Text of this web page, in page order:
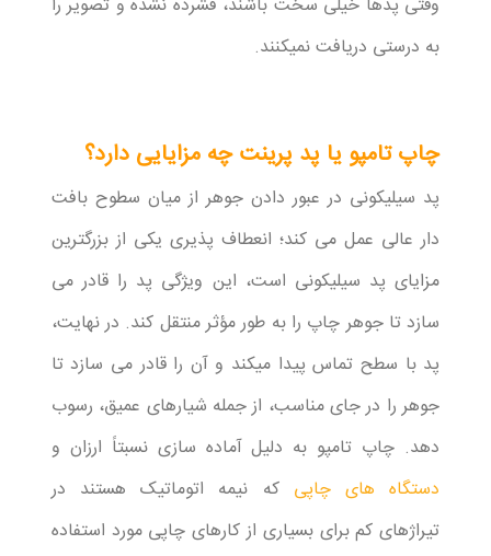
به درستی دریافت نمیکنند.
چاپ تامپو یا پد پرینت چه مزایایی دارد؟
پد سیلیکونی در عبور دادن جوهر از میان سطوح بافت
دار عالی عمل می کند؛ انعطاف پذیری یکی از بزرگترین
مزایای پد سیلیکونی است، این ویژگی پد را قادر می
سازد تا جوهر چاپ را به طور مؤثر منتقل کند. در نهایت،
پد با سطح تماس پیدا میکند و آن را قادر می سازد تا
جوهر را در جای مناسب، از جمله شیارهای عمیق، رسوب
دهد. چاپ تامپو به دلیل آماده سازی نسبتاً ارزان و
دستگاه های چاپی که نیمه اتوماتیک هستند در
تیراژهای کم برای بسیاری از کارهای چاپی مورد استفاده